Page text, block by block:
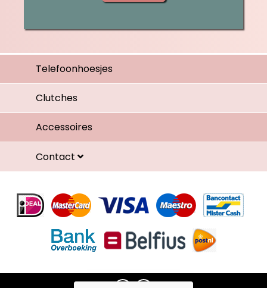
Telefoonhoesjes
Clutches
Accessoires
Contact